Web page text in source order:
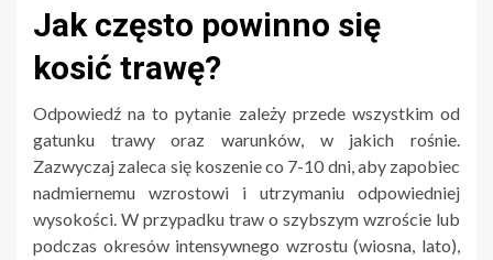
Jak często powinno się
kosić trawę?
Odpowiedź na to pytanie zależy przede wszystkim od
gatunku trawy oraz warunków, w jakich rośnie.
Zazwyczaj zaleca się koszenie co 7-10 dni, aby zapobiec
nadmiernemu wzrostowi i utrzymaniu odpowiedniej
wysokości. W przypadku traw o szybszym wzroście lub
podczas okresów intensywnego wzrostu (wiosna, lato),